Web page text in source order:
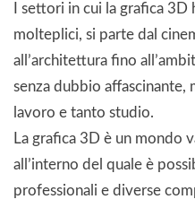
I settori in cui la grafica
molteplici, si parte dal
all’architettura fino
senza dubbio affascinante,
lavoro e tanto studio.
La grafica 3D è un mondo
all’interno del quale è
professionali e diverse